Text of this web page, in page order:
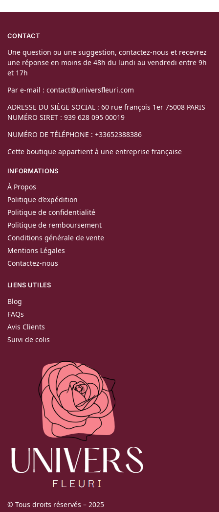
CONTACT
Une question ou une suggestion, contactez-nous et recevrez
une réponse en moins de 48h du lundi au vendredi entre 9h
et 17h
Par e-mail : contact@universfleuri.com
ADRESSE DU SIÈGE SOCIAL : 60 rue françois 1er 75008 PARIS
NUMÉRO SIRET : 939 628 095 00019
NUMÉRO DE TÉLÉPHONE : +33652388386
Cette boutique appartient à une entreprise française
INFORMATIONS
À Propos
Politique d’expédition
Politique de confidentialité
Politique de remboursement
Conditions générale de vente
Mentions Légales
Contactez-nous
LIENS UTILES
Blog
FAQs
Avis Clients
Suivi de colis
© Tous droits réservés – 2025